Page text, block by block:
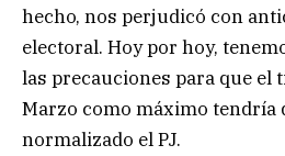
hecho, nos perjudicó con
electoral. Hoy por hoy,
las precauciones para que el
Marzo como máximo tendría
normalizado el PJ.